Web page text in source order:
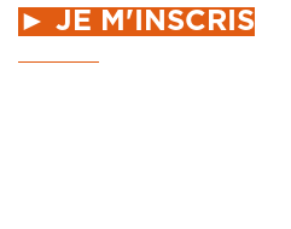
► JE M'INSCRIS